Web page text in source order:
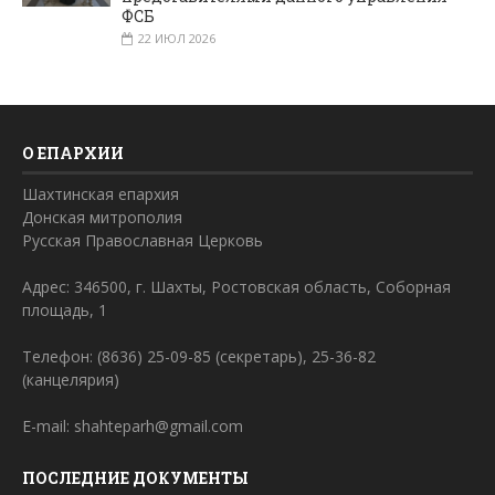
ФСБ
22 ИЮЛ 2026
О ЕПАРХИИ
Шахтинская епархия
Донская митрополия
Русская Православная Церковь
Адрес: 346500, г. Шахты, Ростовская область, Соборная
площадь, 1
Телефон: (8636) 25-09-85 (секретарь), 25-36-82
(канцелярия)
E-mail: shahteparh@gmail.com
ПОСЛЕДНИЕ ДОКУМЕНТЫ